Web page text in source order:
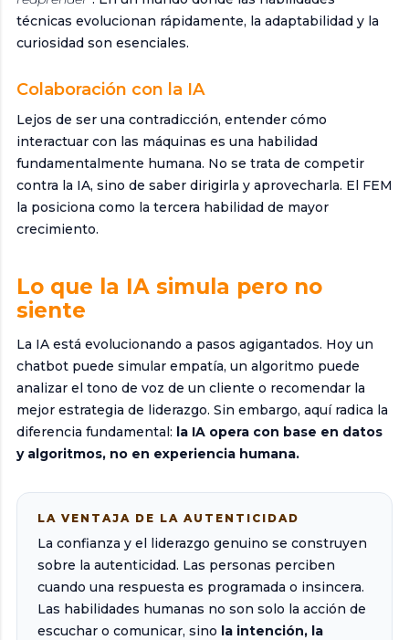
técnicas evolucionan rápidamente, la adaptabilidad y la
curiosidad son esenciales.
Colaboración con la IA
Lejos de ser una contradicción, entender cómo
interactuar con las máquinas es una habilidad
fundamentalmente humana. No se trata de competir
contra la IA, sino de saber dirigirla y aprovecharla. El FEM
la posiciona como la tercera habilidad de mayor
crecimiento.
Lo que la IA simula pero no
siente
La IA está evolucionando a pasos agigantados. Hoy un
chatbot puede simular empatía, un algoritmo puede
analizar el tono de voz de un cliente o recomendar la
mejor estrategia de liderazgo. Sin embargo, aquí radica la
diferencia fundamental: la IA opera con base en datos
y algoritmos, no en experiencia humana.
LA VENTAJA DE LA AUTENTICIDAD
La confianza y el liderazgo genuino se construyen
sobre la autenticidad. Las personas perciben
cuando una respuesta es programada o insincera.
Las habilidades humanas no son solo la acción de
escuchar o comunicar, sino la intención, la